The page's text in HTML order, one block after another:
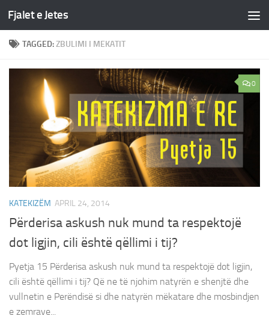
Skip to content
Fjalet e Jetes
TAGGED:ZBULIMI I MEKATIT
0
KATEKIZËM APRIL 24, 2014
Përderisa askush nuk mund ta respektojë
dot ligjin, cili është qëllimi i tij?
Pyetja 15 Përderisa askush nuk mund ta respektojë dot ligjin,
cili është qëllimi i tij? Që ne të njohim natyrën e shenjtë dhe
vullnetin e Perëndisë si dhe natyrën mëkatare dhe mosbindjen
e zemrave...